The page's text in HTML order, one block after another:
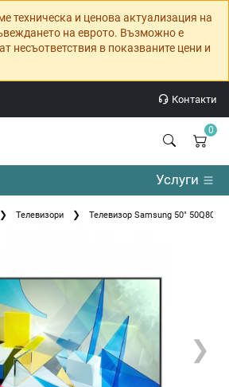
техническа и ценова актуализация на
на еврото. Възможно е
несъответствия в показваните цени и
Контакти
0
Услуги
Телевизори Телевизор Samsung 50" 50Q80T
❯